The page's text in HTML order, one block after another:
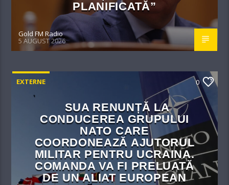
PLANIFICATĂ”
Gold FM Radio
5 AUGUST 2026
EXTERNE 0
SUA RENUNȚĂ LA
CONDUCEREA GRUPULUI
NATO CARE
COORDONEAZĂ AJUTORUL
MILITAR PENTRU UCRAINA.
COMANDA VA FI PRELUATĂ
DE UN ALIAT EUROPEAN